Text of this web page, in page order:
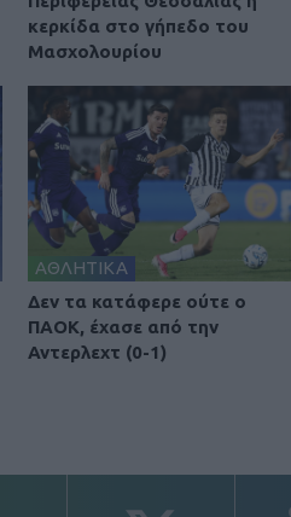
κερκίδα στο γήπεδο του
Μασχολουρίου
ΑΘΛΗΤΙΚΑ
Δεν τα κατάφερε ούτε ο
ΠΑΟΚ, έχασε από την
Αντερλεχτ (0-1)